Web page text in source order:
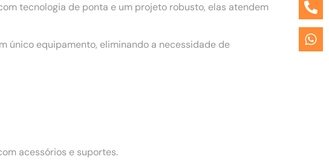
tecnologia de ponta e um projeto robusto, elas atendem
único equipamento, eliminando a necessidade de
acessórios e suportes.